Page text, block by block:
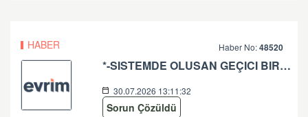
HABER Haber No:48520
*-SISTEMDE OLUSAN GEÇICI BIR SORUN SEBEBIYLE ISLEMLERINIZE DEVAM EDILEMIYOR. LÜTFEN TEKRAR DENEYINIZ. SORUNUNUZUN DEVAM ETMESI DURUMUNDA LÜTFEN ÇAGRI MERKEZIMIZE ÇAGRI BIRAKINIZ. +90 312 444 84 82 '' HATASI HK
30.07.2026 13:11:32
Sorun Çözüldü